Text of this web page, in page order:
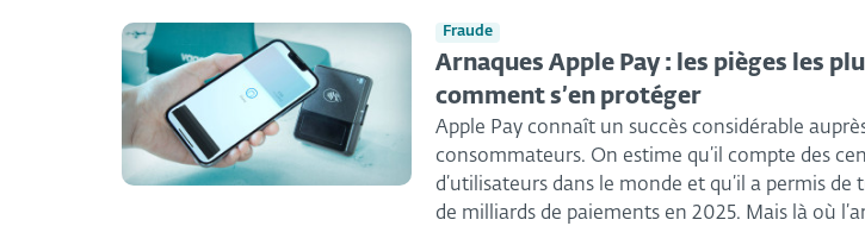
Fraude
Arnaques Apple Pay : les pièges les
comment s’en protéger
Apple Pay connaît un succès considérable
consommateurs. On estime qu’il compte des
d’utilisateurs dans le monde et qu’il a permis de
de milliards de paiements en 2025. Mais là où